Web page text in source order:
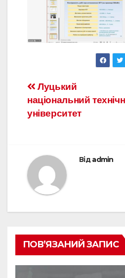
Навігація
записів
Луцький
національний
університет
Відadmin
ПОВ’ЯЗАНИЙ ЗАПИС